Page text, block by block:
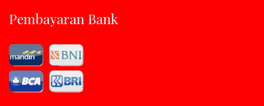
Pembayaran Bank